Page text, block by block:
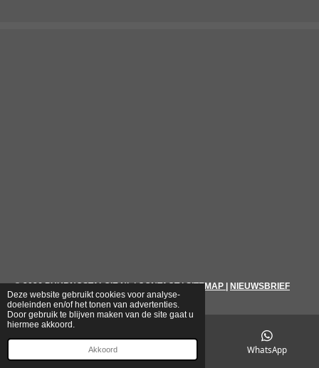
Deze website gebruikt cookies voor analyse-
doeleinden en/of het tonen van advertenties.
Door gebruik te blijven maken van de site gaat u
hiermee akkoord.
Akkoord
© 2026 PUURNOSTALGIE.NL|CONTACT|SITEMAP NIEUWSBRIEF
WhatsApp